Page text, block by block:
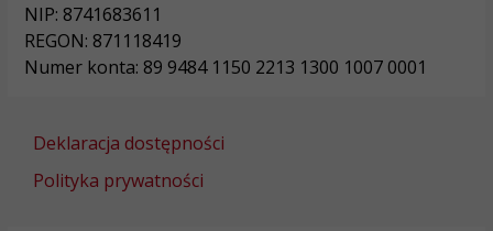
NIP: 8741683611
REGON: 871118419
Numer konta: 89 9484 1150 2213 1300 1007 0001
Deklaracja dostępności
Polityka prywatności